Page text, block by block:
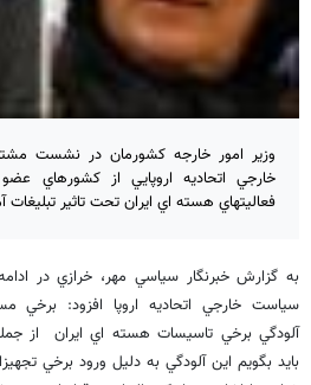
وزير امور خارجه كشورمان در نشست
خارجي اتحاديه اروپايي از كشورهاي
فعاليتهاي هسته اي ايران تحت تاثير تبليغات
به گزارش خبرنگار سياسي مهر، خرازي در
سياست خارجي اتحاديه اروپا افزود:
آلودگي برخي تاسيسات هسته اي ايران از
بايد بگويم اين آلودگي به دليل ورود برخي